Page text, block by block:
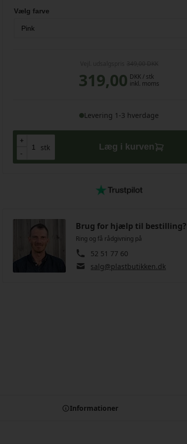
Vælg farve
319,00 DKK/ stk
inkl. moms
Levering 1-3 hverdage
+
-
stk
+
-
Læg i kurven
Brug for hjælp til bestilling?
Ring og få rådgivning på
52 51 77 60
salg@plastbutikken.dk
Informationer